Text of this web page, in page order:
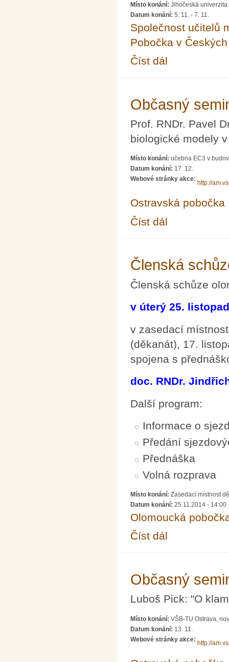
Místo konání: Jihočeská
Datum konání: 5. 11. - 7. 11.
Společnost učitelů
Pobočka v
Číst dál
Občasný
Prof. RNDr. Pavel
biologické modely
Místo konání: učebna EC3 v
Datum konání: 17. 12.
Webové stránky akce:
http://
Ostravská pobočka
Číst dál
Členská
Členská schůze
v úterý 25.
v zasedací
(děkanát), 17.
spojena s
doc. RNDr.
Další program:
Informace o
Předání
Přednáška
Volná rozprava
Místo konání: Zasedací místnost
Datum konání: 25.11.2014 - 14:00
Olomoucká
Číst dál
Občasný
Luboš Pick: "O
Místo konání: VŠB-TU Ostrava,
Datum konání: 13. 11.
Webové stránky akce:
http://